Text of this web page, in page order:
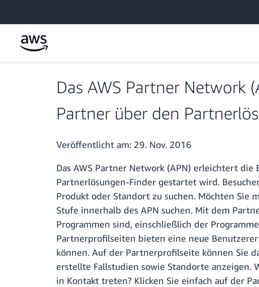
Das AWS Partner Network
Partner über den
Veröffentlicht am: 29. Nov. 2016
Das AWS Partner Network (APN) erleichtert die
Partnerlösungen-Finder gestartet wird.
Produkt oder Standort zu suchen. Möchten
Stufe innerhalb des APN suchen. Mit dem
Programmen sind, einschließlich der
Partnerprofilseiten bieten eine neue
können. Auf der Partnerprofilseite können Sie
erstellte Fallstudien sowie Standorte
in Kontakt treten? Klicken Sie einfach auf der